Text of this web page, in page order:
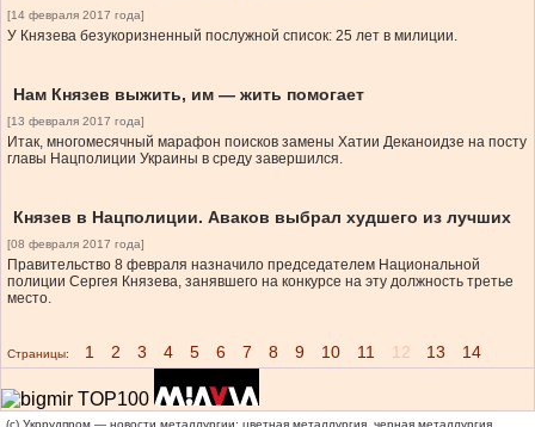
[14 февраля 2017 года]
У Князева безукоризненный послужной список: 25 лет в милиции.
Нам Князев выжить, им — жить помогает
[13 февраля 2017 года]
Итак, многомесячный марафон поисков замены Хатии Деканоидзе на посту
главы Нацполиции Украины в среду завершился.
Князев в Нацполиции. Аваков выбрал худшего из лучших
[08 февраля 2017 года]
Правительство 8 февраля назначило председателем Национальной
полиции Сергея Князева, занявшего на конкурсе на эту должность третье
место.
Страницы: 1 2 3 4 5 6 7 8 9 10 11 12 13 14